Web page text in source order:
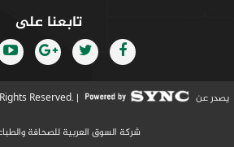
تابعنا على
Reserved. | يصدر عن
شركة السوق العربية للصحافة